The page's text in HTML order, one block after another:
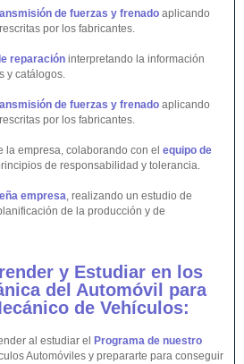
de fuerzas y frenado aplicando
por los fabricantes.
reparación interpretando la información
y catálogos.
de fuerzas y frenado aplicando
por los fabricantes.
empresa, colaborando con el equipo de
de responsabilidad y tolerancia.
empresa, realizando un estudio de
de la producción y de
y Estudiar en los
del Automóvil
para
de Vehículos:
al estudiar el
Programa de nuestro
Automóviles y prepararte para conseguir